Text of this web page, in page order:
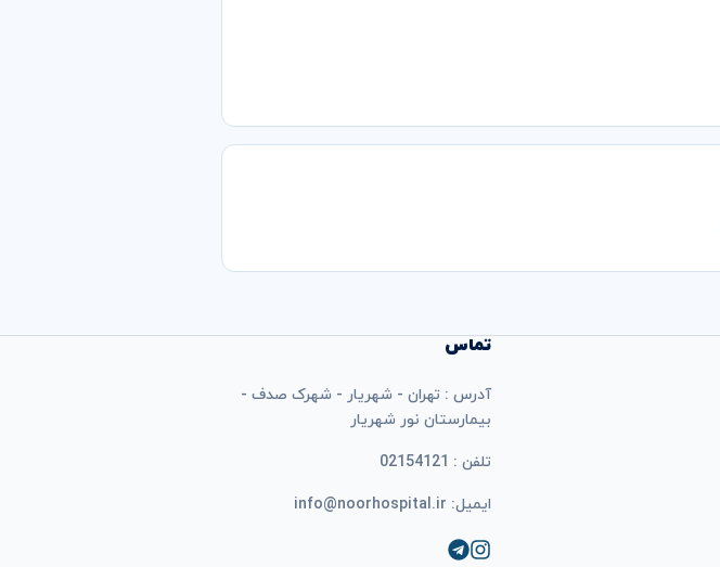
تماس
آدرس : تهران - شهریار - شهرک صدف -
بیمارستان نور شهریار
تلفن : 02154121
ایمیل: info@noorhospital.ir